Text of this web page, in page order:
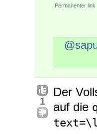
Permanenter link
1
Der
auf die